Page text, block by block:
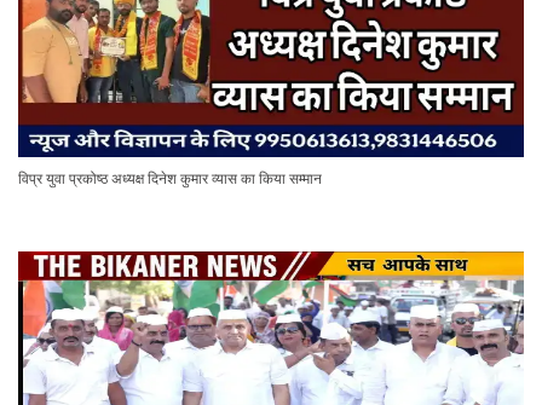
विप्र युवा प्रकोष्ठ अध्यक्ष दिनेश कुमार व्यास का किया सम्मान